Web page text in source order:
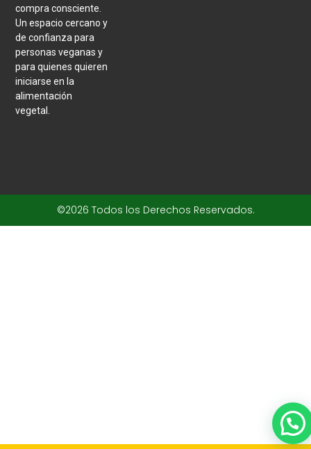
compra consciente.
Un espacio cercano y
de confianza para
personas veganas y
para quienes quieren
iniciarse en la
alimentación
vegetal.
©2026 Todos los Derechos Reservados.